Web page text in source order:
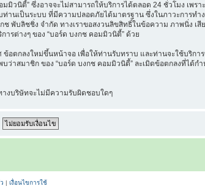
นิตี้” ซึ่งอาจจะไม่สามารถให้บริการได้ตลอด 24 ชั่วโมง เพรา
นเป็นระบบ ที่มีความปลอดภัยได้มาตรฐาน ซึ่งในภาวะการทำ
พับลิชชิ่ง จำกัด ทางเราขอสงวนลิขสิทธิ์ในข้อความ ภาพนิ่ง เ
รต่างๆ ของ “บอร์ด บงกช คอมมิวนิตี้” ด้วย
อตกลงใหม่ขึ้นหน้าจอ เพื่อให้ท่านรับทราบ และท่านจะใช้บริกา
าสมาชิก ของ “บอร์ด บงกช คอมมิวนิตี้” ละเมิดข้อตกลงที่ได้ก
งบริษัทจะไม่มีความรับผิดชอบใดๆ
| เงื่อนไขการใช้